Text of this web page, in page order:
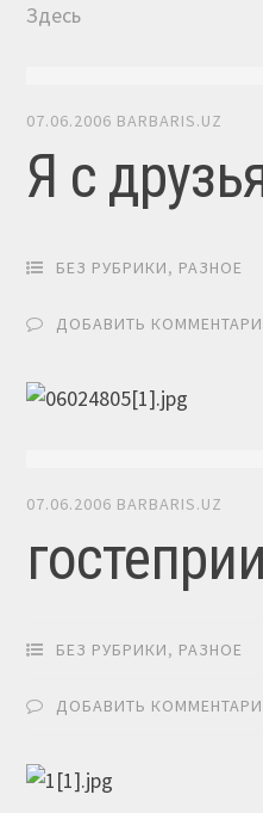
Здесь
07.06.2006 BARBARIS.UZ
Я с
БЕЗ РУБРИКИ, РАЗНОЕ
ДОБАВИТЬ
07.06.2006 BARBARIS.UZ
БЕЗ РУБРИКИ, РАЗНОЕ
ДОБАВИТЬ